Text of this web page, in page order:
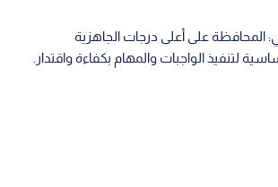
المحافظة على أعلى درجات الجاهزية
لتنفيذ الواجبات والمهام بكفاءة واقتدار.